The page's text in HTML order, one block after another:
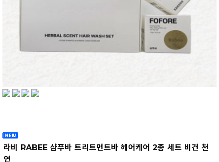
라비 RABEE 샴푸바 트리트먼트바 헤어케어 2종 세트 비건 천
연